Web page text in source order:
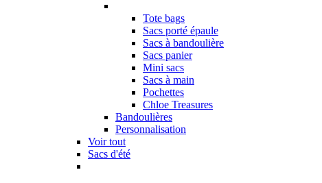
Tote bags
Sacs porté épaule
Sacs à bandoulière
Sacs panier
Mini sacs
Sacs à main
Pochettes
Chloe Treasures
Bandoulières
Personnalisation
Voir tout
Sacs d'été